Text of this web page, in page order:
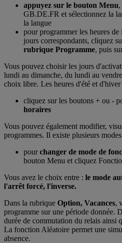
appuyez sur le bouton Menu
GB.DE.FR et sélectionnez la
la langue
pour programmer les heures
jours correspondants, cliquez
rubrique Programme, puis
Vous pouvez choisir les jours
lundi au dimanche, du lundi au
choix libre. Les heures d'été et
cliquez sur les boutons + ou -
horaires
Vous pouvez également modifier,
programmes. Il existe plusieurs
pourchanger de mode de
bouton Menu et cliquez
Vous avez le choix entre : le mode
l'arrêt forcé, l'inverse.
Dans la rubrique Option, Vacances,
programme sur une période donnée.
durée de commutation du relais ainsi
La fonction Aléatoire permet une
absence.